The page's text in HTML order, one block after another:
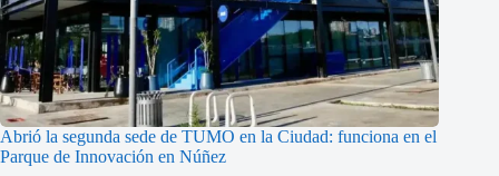
Abrió la segunda sede de TUMO en la Ciudad: funciona en el
Parque de Innovación en Núñez